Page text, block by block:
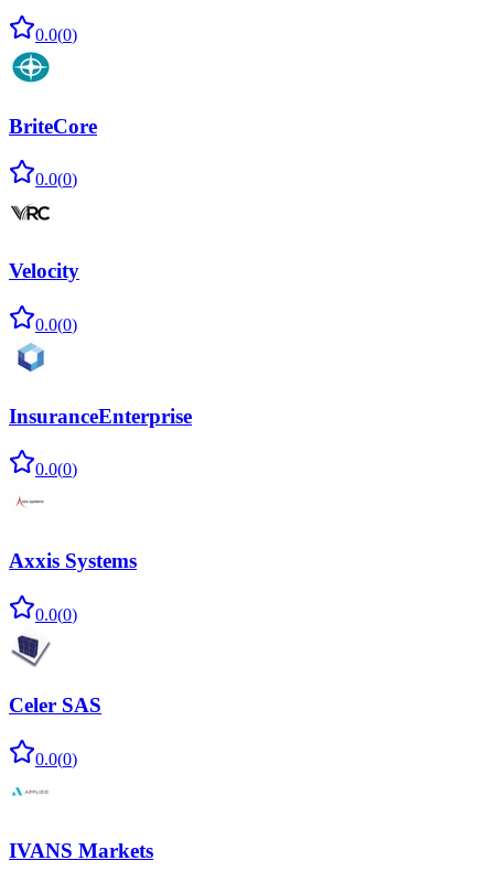
0.0(0)
BriteCore
0.0(0)
Velocity
0.0(0)
InsuranceEnterprise
0.0(0)
Axxis Systems
0.0(0)
Celer SAS
0.0(0)
IVANS Markets